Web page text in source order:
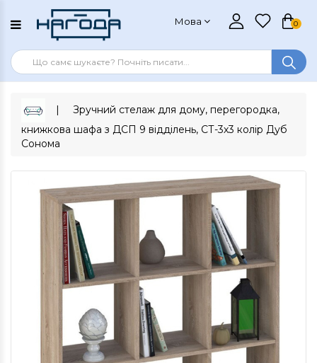
Мова 0
Зручний стелаж для дому, перегородка,
книжкова шафа з ДСП 9 відділень, СТ-3х3 колір Дуб
Сонома